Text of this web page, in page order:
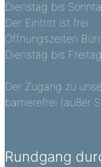
Dienstag bis
Der Eintritt ist frei.
Öffnungszeiten
Dienstag bis
Der Zugang zu
barrierefrei (außer
Rundgang